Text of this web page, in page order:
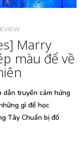
Marry
màu để về
dẫn truyền cảm hứng
gì để học
Tây Chuẩn bị đồ